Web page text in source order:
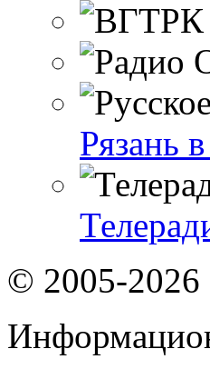
Рязань
© 2005-2026